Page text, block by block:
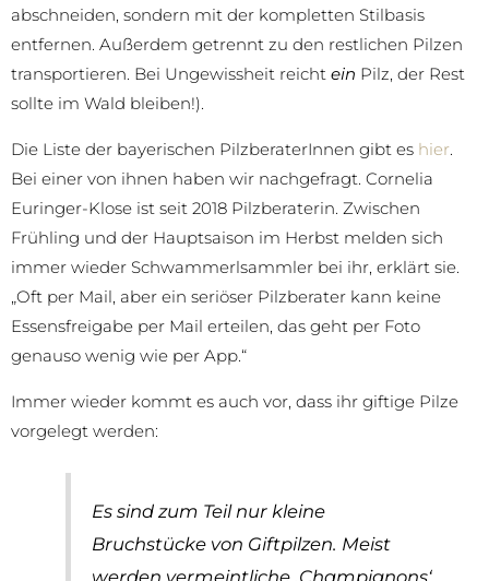
abschneiden, sondern mit der kompletten Stilbasis
entfernen. Außerdem getrennt zu den restlichen Pilzen
transportieren. Bei Ungewissheit reicht ein Pilz, der Rest
sollte im Wald bleiben!).
Die Liste der bayerischen PilzberaterInnen gibt es hier.
Bei einer von ihnen haben wir nachgefragt. Cornelia
Euringer-Klose ist seit 2018 Pilzberaterin. Zwischen
Frühling und der Hauptsaison im Herbst melden sich
immer wieder Schwammerlsammler bei ihr, erklärt sie.
„Oft per Mail, aber ein seriöser Pilzberater kann keine
Essensfreigabe per Mail erteilen, das geht per Foto
genauso wenig wie per App.“
Immer wieder kommt es auch vor, dass ihr giftige Pilze
vorgelegt werden:
Es sind zum Teil nur kleine
Bruchstücke von Giftpilzen. Meist
werden vermeintliche ‚Champignons‘